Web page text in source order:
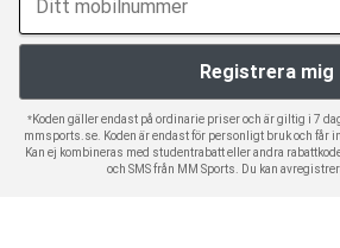
*Koden gäller endast på ordinarie priser och är giltig i 7
mmsports.se. Koden är endast för personligt bruk och får
Kan ej kombineras med studentrabatt eller andra
och SMS från MM Sports. Du kan